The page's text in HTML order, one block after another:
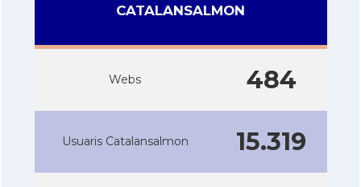
CATALANSALMON
Webs 484
Usuaris Catalansalmon 15.319